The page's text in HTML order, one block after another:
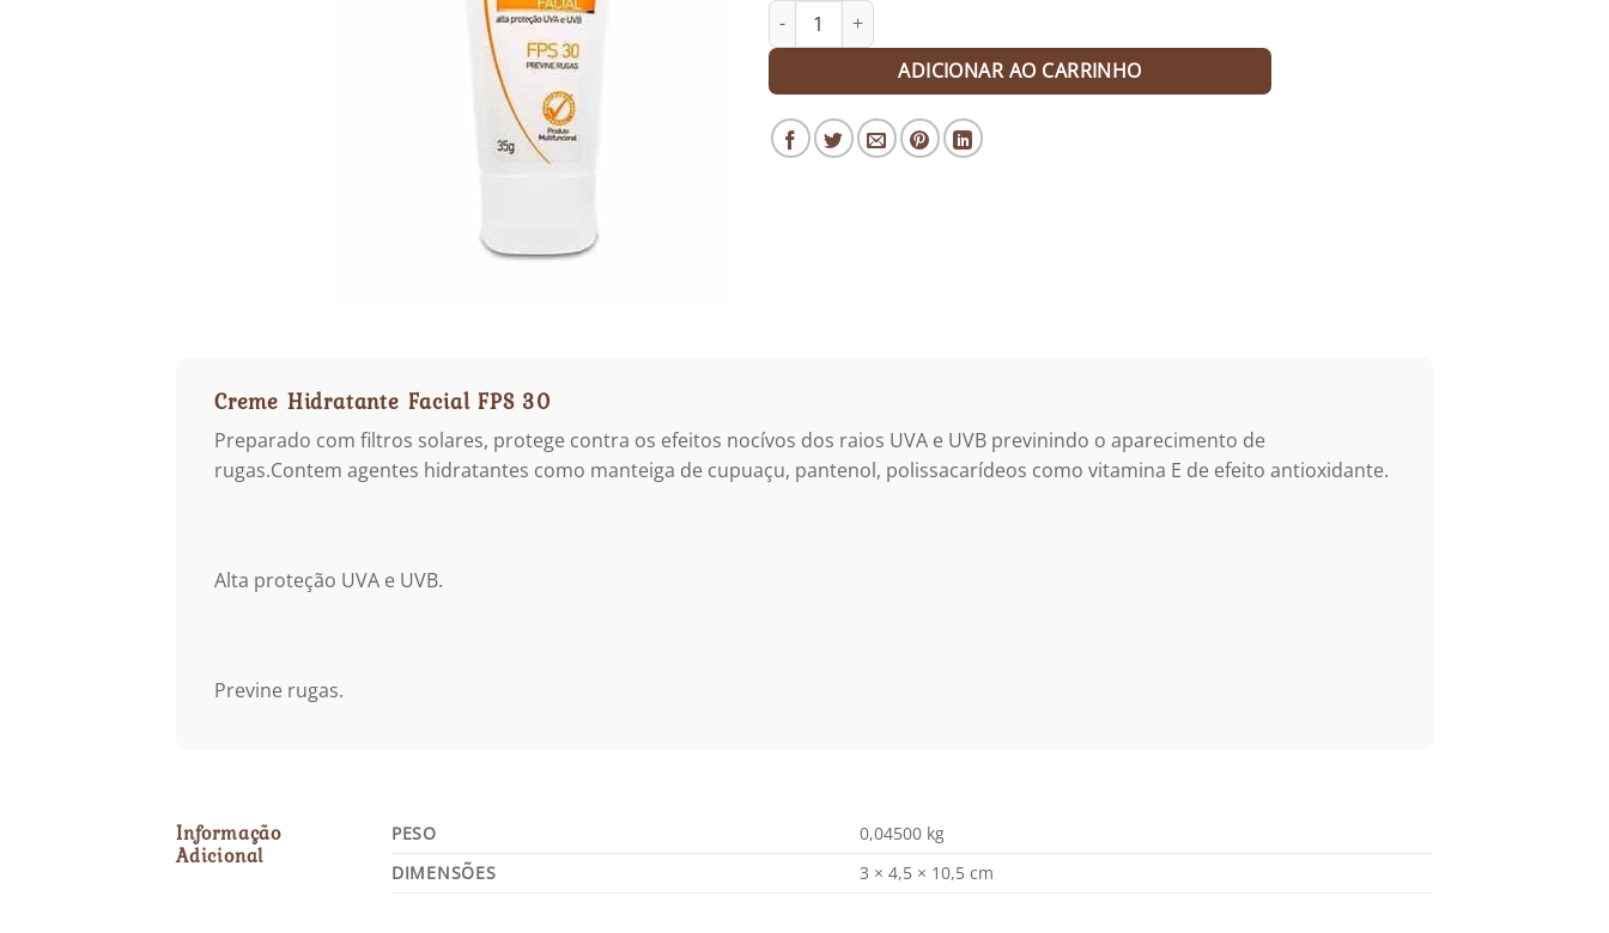
Creme Hidratante Facial FPS 30 - 35g quantidade
ADICIONAR AO CARRINHO
Creme Hidratante Facial FPS 30
Preparado com filtros solares, protege contra os efeitos nocívos dos raios UVA e UVB previnindo o aparecimento de
rugas.Contem agentes hidratantes como manteiga de cupuaçu, pantenol, polissacarídeos como vitamina E de efeito antioxidante.
Alta proteção UVA e UVB.
Previne rugas.
Informação
Adicional
PESO
0,04500 kg
DIMENSÕES
3 × 4,5 × 10,5 cm